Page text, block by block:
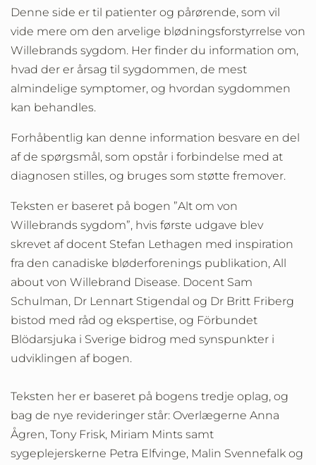
Denne side er til patienter og pårørende, som vil
vide mere om den arvelige blødningsforstyrrelse von
Willebrands sygdom. Her finder du information om,
hvad der er årsag til sygdommen, de mest
almindelige symptomer, og hvordan sygdommen
kan behandles.
Forhåbentlig kan denne information besvare en del
af de spørgsmål, som opstår i forbindelse med at
diagnosen stilles, og bruges som støtte fremover.
Teksten er baseret på bogen ”Alt om von
Willebrands sygdom”, hvis første udgave blev
skrevet af docent Stefan Lethagen med inspiration
fra den canadiske bløderforenings publikation, All
about von Willebrand Disease. Docent Sam
Schulman, Dr Lennart Stigendal og Dr Britt Friberg
bistod med råd og ekspertise, og Förbundet
Blödarsjuka i Sverige bidrog med synspunkter i
udviklingen af bogen.
Teksten her er baseret på bogens tredje oplag, og
bag de nye revideringer står: Overlægerne Anna
Ågren, Tony Frisk, Miriam Mints samt
sygeplejerskerne Petra Elfvinge, Malin Svennefalk og